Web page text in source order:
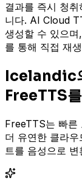
결과를 즉시 청
니다. AI Cloud
생성할 수 있으
를 통해 직접 재
Icelandic
FreeTTS
FreeTTS는 빠른
더 유연한 클라
트를 음성으로